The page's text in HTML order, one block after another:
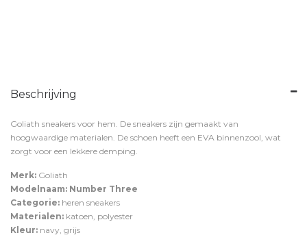
Beschrijving
Goliath sneakers voor hem. De sneakers zijn gemaakt van
hoogwaardige materialen. De schoen heeft een EVA binnenzool, wat
zorgt voor een lekkere demping.
Merk: Goliath
Modelnaam: Number Three
Categorie: heren sneakers
Materialen: katoen, polyester
Kleur: navy, grijs